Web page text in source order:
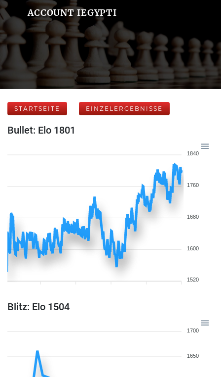
ACCOUNT IEGYPTI
STARTSEITE EINZELERGEBNISSE
Bullet: Elo 1801
1840
1760
1680
1600
1520
Blitz: Elo 1504
1700
1650